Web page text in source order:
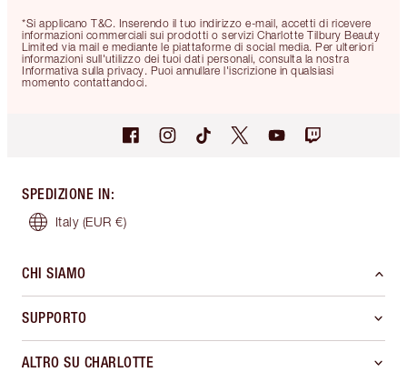
*Si applicano T&C. Inserendo il tuo indirizzo e-mail, accetti di ricevere
informazioni commerciali sui prodotti o servizi Charlotte Tilbury Beauty
Limited via mail e mediante le piattaforme di social media. Per ulteriori
informazioni sull'utilizzo dei tuoi dati personali, consulta la nostra
Informativa sulla privacy. Puoi annullare l'iscrizione in qualsiasi
momento contattandoci.
SPEDIZIONE IN:
Italy (EUR €)
CHI SIAMO
SUPPORTO
ALTRO SU CHARLOTTE